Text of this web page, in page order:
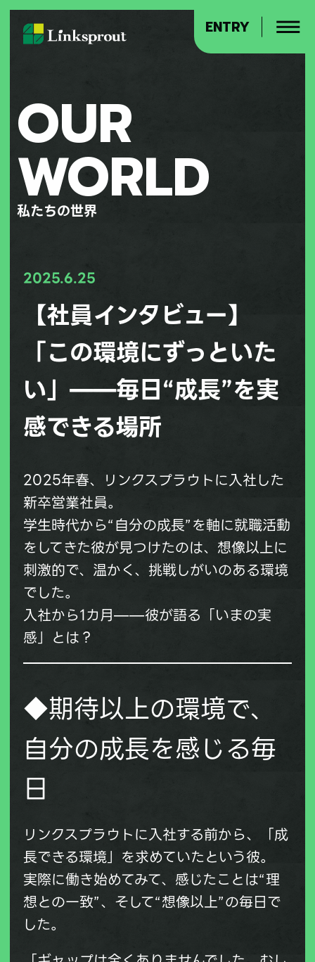
ENTRY
OUR
WORLD
私たちの世界
2025.6.25
【社員インタビュー】
「この環境にずっといた
い」——毎日“成長”を実
感できる場所
2025年春、リンクスプラウトに入社した
新卒営業社員。
学生時代から“自分の成長”を軸に就職活動
をしてきた彼が見つけたのは、想像以上に
刺激的で、温かく、挑戦しがいのある環境
でした。
入社から1カ月——彼が語る「いまの実
感」とは？
◆期待以上の環境で、
自分の成長を感じる毎
日
リンクスプラウトに入社する前から、「成
長できる環境」を求めていたという彼。
実際に働き始めてみて、感じたことは“理
想との一致”、そして“想像以上”の毎日で
した。